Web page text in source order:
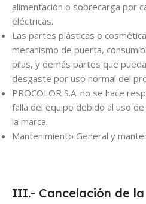
alimentación o sobrecarga por
eléctricas.
Las partes plásticas o
mecanismo de puerta,
pilas, y demás partes que
desgaste por uso normal del
PROCOLOR S.A. no se hace
falla del equipo debido al uso
la marca.
Mantenimiento General y
III.- Cancelación de